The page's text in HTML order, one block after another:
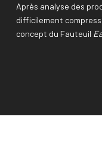
Après analyse des
difficilement
concept du Fauteuil